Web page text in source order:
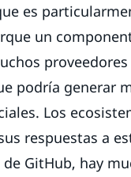
es
un
proveedores
podría generar
Los
respuestas a
GitHub, hay